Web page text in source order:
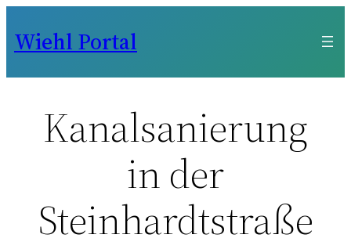
Inhalt
Wiehl Portal
Kanalsanierung
in der
Steinhardtstraße